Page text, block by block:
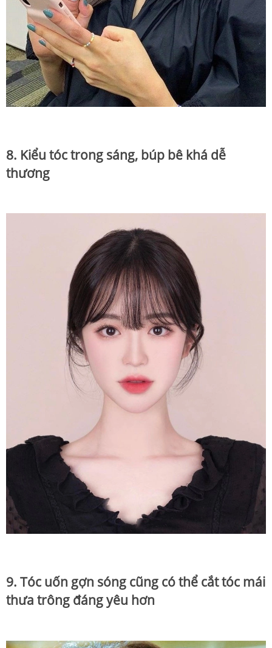
8. Kiểu tóc trong sáng, búp bê khá dễ
thương
9. Tóc uốn gợn sóng cũng có thể cắt tóc mái
thưa trông đáng yêu hơn